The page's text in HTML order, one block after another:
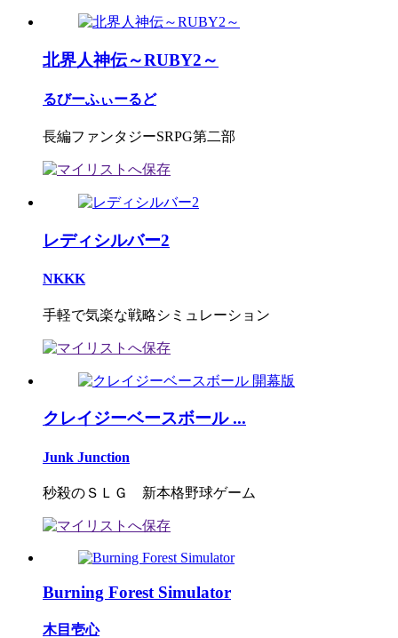
北界人神伝～RUBY2～
るびーふぃーるど
長編ファンタジーSRPG第二部
レディシルバー2
NKKK
手軽で気楽な戦略シミュレーション
クレイジーベースボール ...
Junk Junction
秒殺のＳＬＧ 新本格野球ゲーム
Burning Forest Simulator
木目壱心